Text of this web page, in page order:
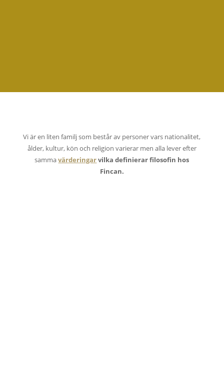
Vi är en liten familj som består av personer vars nationalitet,
ålder, kultur, kön och religion varierar men alla lever efter
sammavärderingarvilka definierar filosofin hos
Fincan.